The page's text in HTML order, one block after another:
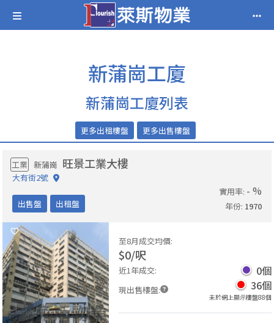
新蒲崗工廈
新蒲崗工廈列表
更多出租樓盤 更多出售樓盤
工業 新蒲崗 旺景工業大樓
大有街2號
出售盤 出租盤
實用率: - %
年份: 1970
至8月成交均價:
$0/呎
近1年成交: 0個
現出售樓盤: 36個
未於網上顯示樓盤88個